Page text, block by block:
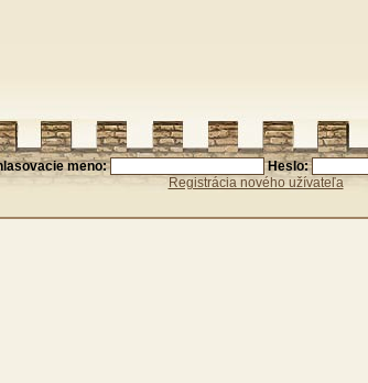
meno:
Heslo:
Registrácia nového užívateľa